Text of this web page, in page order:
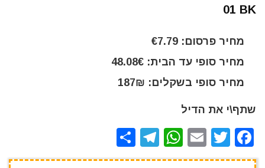
01 BK
מחיר פרסום: €7.79
מחיר סופי עד הבית: 48.08€
מחיר סופי בשקלים: 187₪
שתף\י את הדיל
F
a
T
w
E
m
W
h
T
el
h